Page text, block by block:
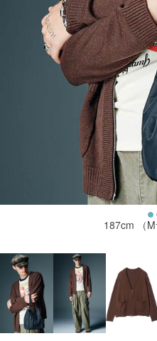
187cm （M